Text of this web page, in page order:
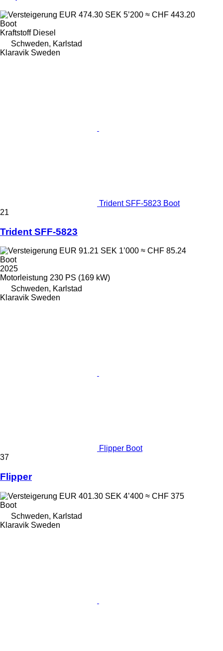
EUR 474.30 SEK 5’200 ≈ CHF 443.20
Boot
Kraftstoff Diesel
Schweden, Karlstad
Klaravik Sweden
Trident SFF-5823 Boot
21
Trident SFF-5823
EUR 91.21 SEK 1’000 ≈ CHF 85.24
Boot
2025
Motorleistung 230 PS (169 kW)
Schweden, Karlstad
Klaravik Sweden
Flipper Boot
37
Flipper
EUR 401.30 SEK 4’400 ≈ CHF 375
Boot
Schweden, Karlstad
Klaravik Sweden